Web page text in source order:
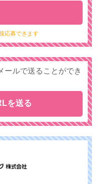
応募できます
ールで送ることができ
を送る